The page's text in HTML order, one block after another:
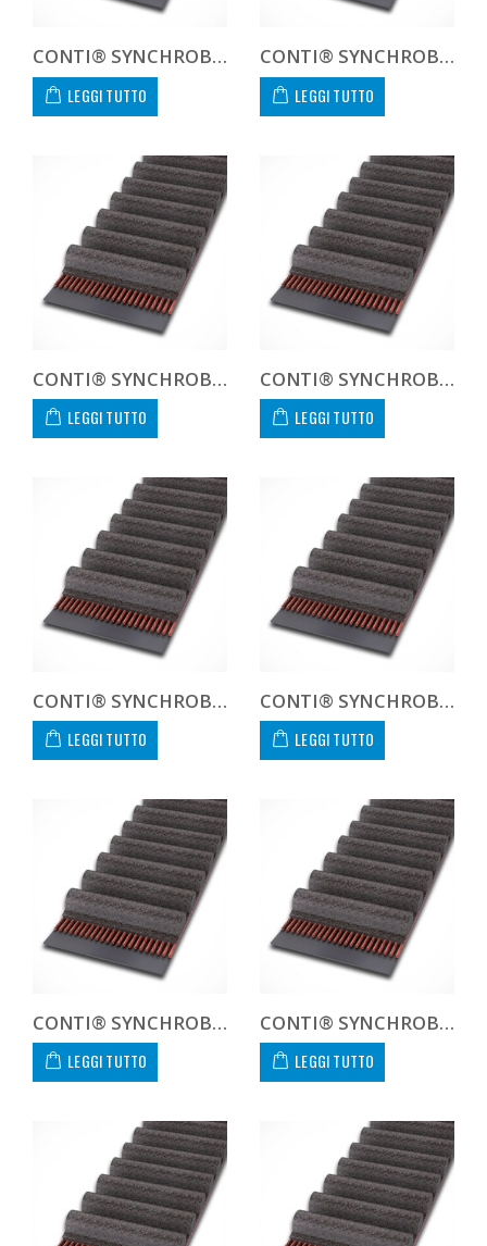
CONTI® SYNCHROBELT 1120XH300
LEGGI TUTTO
CONTI® SYNCHROBELT 1140H300
LEGGI TUTTO
CONTI® SYNCHROBELT 1150H300
LEGGI TUTTO
CONTI® SYNCHROBELT 1200XXH300
LEGGI TUTTO
CONTI® SYNCHROBELT 1250H300
LEGGI TUTTO
CONTI® SYNCHROBELT 1260XH300
LEGGI TUTTO
CONTI® SYNCHROBELT 1400H300
LEGGI TUTTO
CONTI® SYNCHROBELT 1400XH300
LEGGI TUTTO